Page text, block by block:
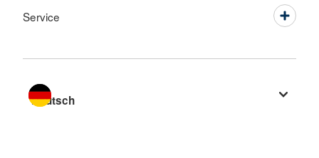
Service
Sprache wechseln zu